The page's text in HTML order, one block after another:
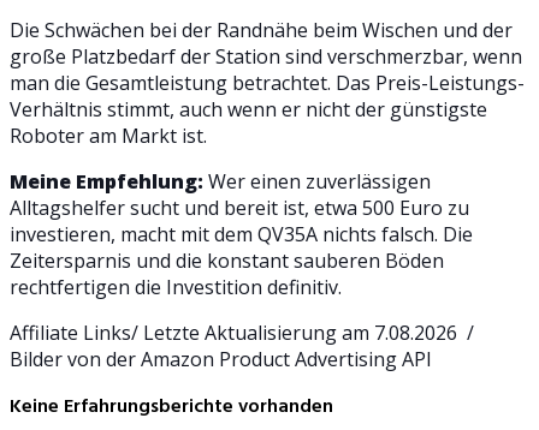
Die Schwächen bei der Randnähe beim Wischen und der
große Platzbedarf der Station sind verschmerzbar, wenn
man die Gesamtleistung betrachtet. Das Preis-Leistungs-
Verhältnis stimmt, auch wenn er nicht der günstigste
Roboter am Markt ist.
Meine Empfehlung: Wer einen zuverlässigen
Alltagshelfer sucht und bereit ist, etwa 500 Euro zu
investieren, macht mit dem QV35A nichts falsch. Die
Zeitersparnis und die konstant sauberen Böden
rechtfertigen die Investition definitiv.
Affiliate Links/ Letzte Aktualisierung am 7.08.2026 /
Bilder von der Amazon Product Advertising API
Keine Erfahrungsberichte vorhanden